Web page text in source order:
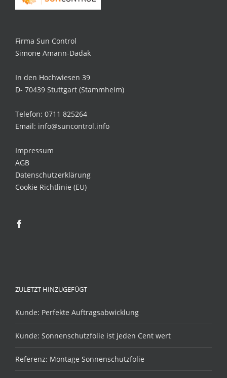
Firma Sun Control
Simone Amann-Dadak
In den Hochwiesen 39
D- 70439 Stuttgart (Stammheim)
Telefon: 0711 825264
Email: info@suncontrol.info
Impressum
AGB
Datenschutzerklärung
Cookie Richtlinie (EU)
ZULETZT HINZUGEFÜGT
Kunde: Perfekte Auftragsabwicklung
Kunde: Sonnenschutzfolie ist jeden Cent wert
Referenz: Montage Sonnenschutzfolie